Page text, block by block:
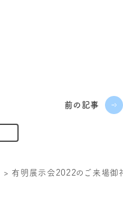
前の記事
> 有明展示会2022のご来場御